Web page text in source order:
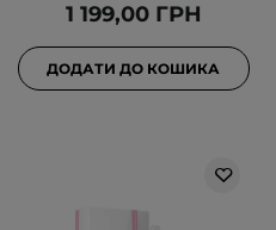
1 199,00 ГРН
ДОДАТИ ДО КОШИКА